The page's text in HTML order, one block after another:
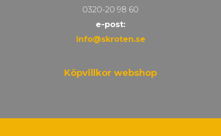
0320-20 98 60
e-post:
info@skroten.se
Köpvillkor webshop